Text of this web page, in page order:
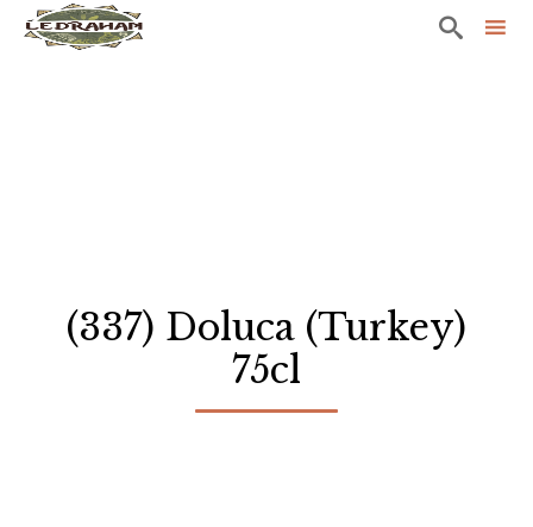

(337) Doluca (Turkey)
75cl